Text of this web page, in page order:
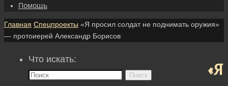
Помощь
Главная Спецпроекты «Я просил солдат не поднимать оружия»
— протоиерей Александр Борисов
«Я
Что искать:
Поиск